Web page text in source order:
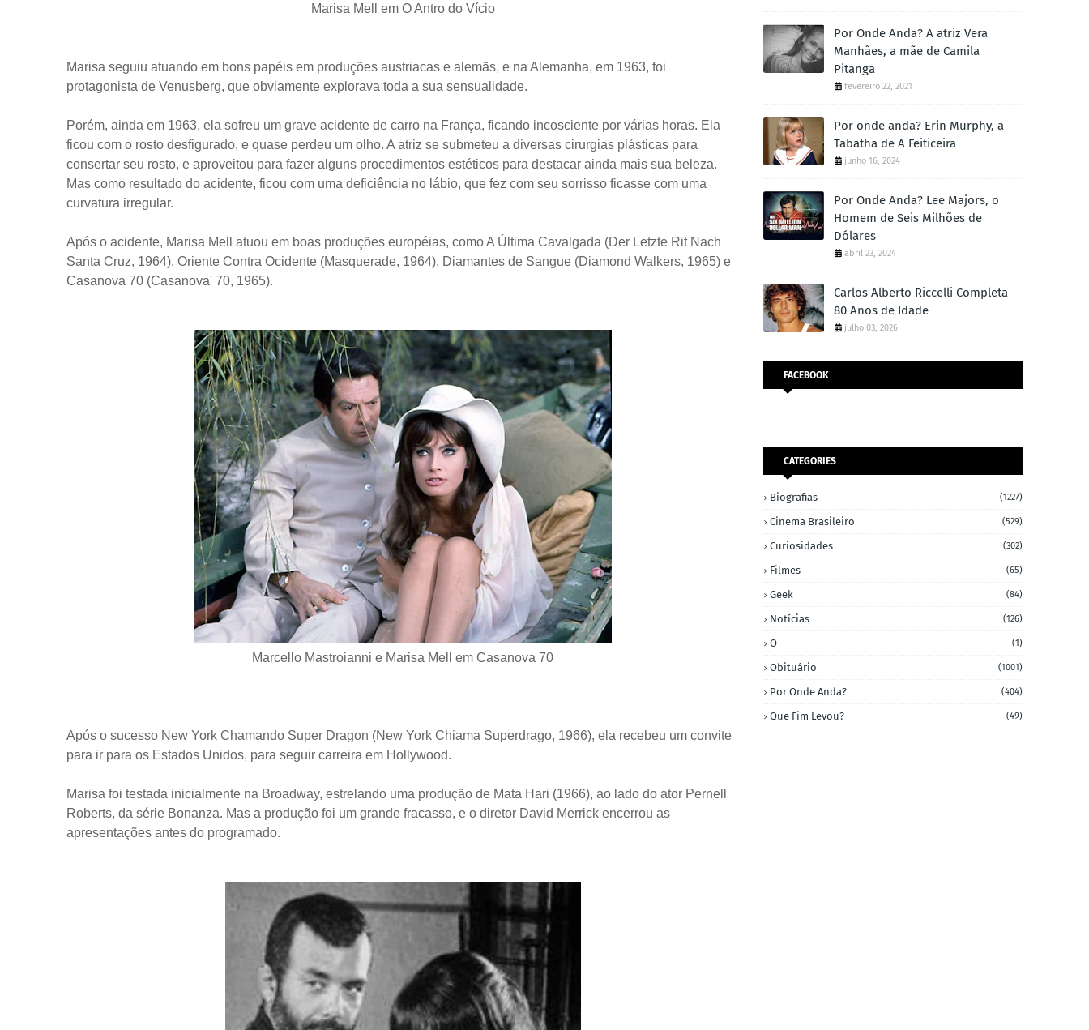
Marisa Mell em O Antro do Vício
Marisa seguiu atuando em bons papéis em produções austriacas e alemãs, e na Alemanha, em 1963, foi
protagonista de Venusberg, que obviamente explorava toda a sua sensualidade.
Porém, ainda em 1963, ela sofreu um grave acidente de carro na França, ficando incosciente por várias horas. Ela
ficou com o rosto desfigurado, e quase perdeu um olho. A atriz se submeteu a diversas cirurgias plásticas para
consertar seu rosto, e aproveitou para fazer alguns procedimentos estéticos para destacar ainda mais sua beleza.
Mas como resultado do acidente, ficou com uma deficiência no lábio, que fez com seu sorrisso ficasse com uma
curvatura irregular.
Após o acidente, Marisa Mell atuou em boas produções européias, como A Última Cavalgada (Der Letzte Rit Nach
Santa Cruz, 1964), Oriente Contra Ocidente (Masquerade, 1964), Diamantes de Sangue (Diamond Walkers, 1965) e
Casanova 70 (Casanova' 70, 1965).
Marcello Mastroianni e Marisa Mell em Casanova 70
Após o sucesso New York Chamando Super Dragon (New York Chiama Superdrago, 1966), ela recebeu um convite
para ir para os Estados Unidos, para seguir carreira em Hollywood.
Marisa foi testada inicialmente na Broadway, estrelando uma produção de Mata Hari (1966), ao lado do ator Pernell
Roberts, da série Bonanza. Mas a produção foi um grande fracasso, e o diretor David Merrick encerrou as
apresentações antes do programado.
Por Onde Anda? A atriz Vera
Manhães, a mãe de Camila
Pitanga
fevereiro 22, 2021
Por onde anda? Erin Murphy, a
Tabatha de A Feiticeira
junho 16, 2024
Por Onde Anda? Lee Majors, o
Homem de Seis Milhões de
Dólares
abril 23, 2024
Carlos Alberto Riccelli Completa
80 Anos de Idade
julho 03, 2026
FACEBOOK
CATEGORIES
Biografias (1227)
Cinema Brasileiro (529)
Curiosidades (302)
Filmes (65)
Geek (84)
Notícias (126)
O (1)
Obituário (1001)
Por Onde Anda? (404)
Que Fim Levou? (49)